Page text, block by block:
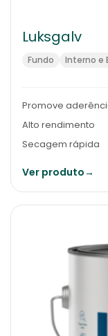
Luksgalv
Fundo Interno e
Promove
Alto rendimento
Secagem rápida
Ver produto→